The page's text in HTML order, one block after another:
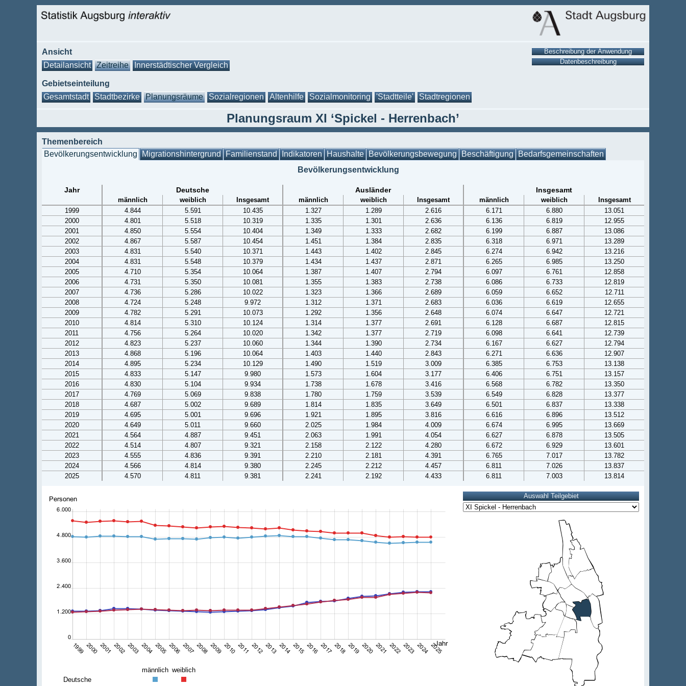
Ansicht
Detailansicht
Zeitreihe Innerstädtischer Vergleich
Gebietseinteilung
Gesamtstadt
Stadtbezirke Planungsräume Sozialregionen Altenhilfe Sozialmonitoring 'Stadtteile' Stadtregionen
Planungsraum XI ‘Spickel - Herrenbach’
Themenbereich
Bevölkerungsentwicklung Migrationshintergrund Familienstand Indikatoren Haushalte Bevölkerungsbewegung Beschäftigung Bedarfsgemeinschaften
Bevölkerungsentwicklung
Jahr Deutsche Ausländer Insgesamt
männlich weiblich Insgesamt männlich weiblich Insgesamt männlich weiblich
Insgesamt
1999
4.844 5.591 10.435 1.327 1.289 2.616 6.171 6.880
13.051
2000
4.801 5.518 10.319 1.335 1.301 2.636 6.136 6.819
12.955
2001
4.850 5.554 10.404 1.349 1.333 2.682 6.199 6.887
13.086
2002
4.867 5.587 10.454 1.451 1.384 2.835 6.318 6.971
13.289
2003
4.831 5.540 10.371 1.443 1.402 2.845 6.274 6.942
13.216
2004
4.831 5.548 10.379 1.434 1.437 2.871 6.265 6.985
13.250
2005
4.710 5.354 10.064 1.387 1.407 2.794 6.097 6.761
12.858
2006
4.731 5.350 10.081 1.355 1.383 2.738 6.086 6.733
12.819
2007
4.736 5.286 10.022 1.323 1.366 2.689 6.059 6.652
12.711
2008
4.724 5.248 9.972 1.312 1.371 2.683 6.036 6.619
12.655
2009
4.782 5.291 10.073 1.292 1.356 2.648 6.074 6.647
12.721
2010
4.814 5.310 10.124 1.314 1.377 2.691 6.128 6.687
12.815
2011
4.756 5.264 10.020 1.342 1.377 2.719 6.098 6.641
12.739
2012
4.823 5.237 10.060 1.344 1.390 2.734 6.167 6.627
12.794
2013
4.868 5.196 10.064 1.403 1.440 2.843 6.271 6.636
12.907
2014
4.895 5.234 10.129 1.490 1.519 3.009 6.385 6.753
13.138
2015
4.833 5.147 9.980 1.573 1.604 3.177 6.406 6.751
13.157
2016
4.830 5.104 9.934 1.738 1.678 3.416 6.568 6.782
13.350
2017
4.769 5.069 9.838 1.780 1.759 3.539 6.549 6.828
13.377
2018
4.687 5.002 9.689 1.814 1.835 3.649 6.501 6.837
13.338
2019
4.695 5.001 9.696 1.921 1.895 3.816 6.616 6.896
13.512
2020
4.649 5.011 9.660 2.025 1.984 4.009 6.674 6.995
13.669
2021
4.564 4.887 9.451 2.063 1.991 4.054 6.627 6.878
13.505
2022
4.514 4.807 9.321 2.158 2.122 4.280 6.672 6.929
13.601
2023
4.555 4.836 9.391 2.210 2.181 4.391 6.765 7.017
13.782
2024
4.566 4.814 9.380 2.245 2.212 4.457 6.811 7.026
13.837
2025
4.570 4.811 9.381 2.241 2.192 4.433 6.811 7.003 13.814
männlich weiblich
Deutsche